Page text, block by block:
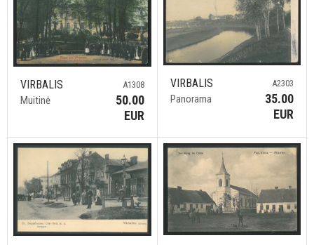
VIRBALIS
Muitinė
A1308
50.00
EUR
VIRBALIS
Panorama
A2303
35.00
EUR